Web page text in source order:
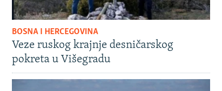
BOSNA I HERCEGOVINA
Veze ruskog krajnje desničarskog
pokreta u Višegradu